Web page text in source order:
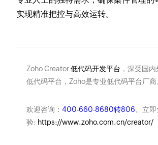
实现精准把控与高效运转。
Zoho Creator低代码开发平台 ，深受国
低代码平台，Zoho是专业低代码平台厂商
欢迎咨询： 400-660-8680转806。立
验: https://www.zoho.com.cn/creator/